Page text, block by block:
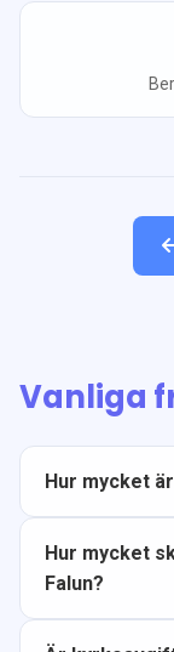
Vanliga
Hur mycket
Hur mycket
Falun?